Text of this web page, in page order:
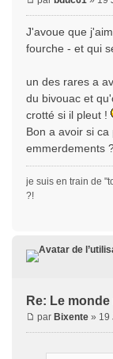
J'avoue que
fourche - et qui
un des rares a
du bivouac et
crotté si il pleut !
Bon a avoir si
emmerdements
je suis en train de
?!
Re: Le
par Bixente » 19